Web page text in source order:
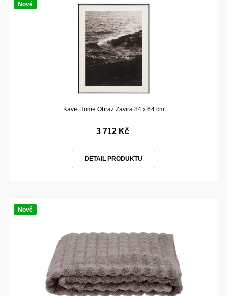
Nové
Kave Home Obraz Zavira 84 x 64 cm
3 712 Kč
DETAIL PRODUKTU
Nové